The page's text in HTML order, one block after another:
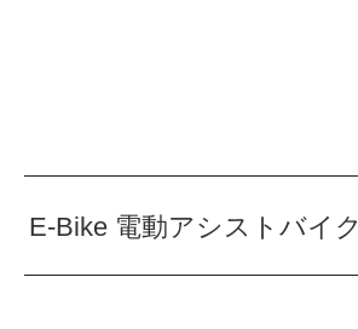
E-Bike 電動アシストバイク